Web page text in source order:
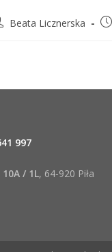
Beata Licznerska
997
/ 1L, 64-920 Piła